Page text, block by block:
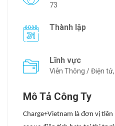
73
Thành lập
Lĩnh vực
Viễn Thông / Điện
Mô Tả Công Ty
Charge+Vietnam là đơn vị